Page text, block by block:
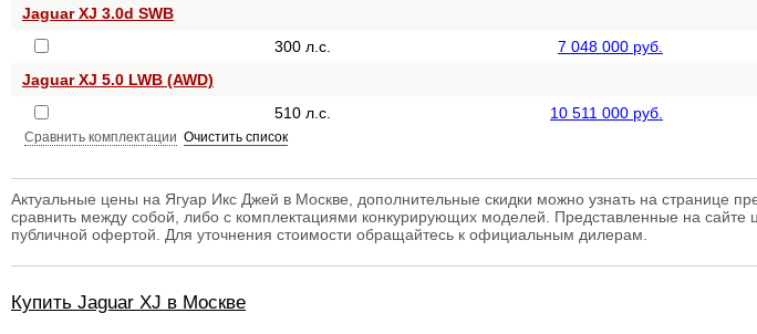
Jaguar XJ 3.0d SWB
300 л.с.
7 048 000 руб.
Jaguar XJ 5.0 LWB (AWD)
510 л.с.
10 511 000 руб.
Сравнить комплектации Очистить список
Актуальные цены на Ягуар Икс Джей в Москве, дополнительные скидки можно узнать на странице
сравнить между собой, либо с комплектациями конкурирующих моделей. Представленные на
публичной офертой. Для уточнения стоимости обращайтесь к официальным дилерам.
Купить Jaguar XJ в Москве